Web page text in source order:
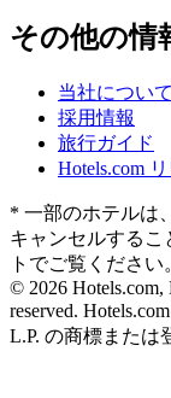
その他の情
当社について
採用情報
旅行ガイド
Hotels.com
* 一部のホテルは
キャンセルするこ
トでご覧ください
© 2026 Hotels.com,
reserved.
L.P. の商標または